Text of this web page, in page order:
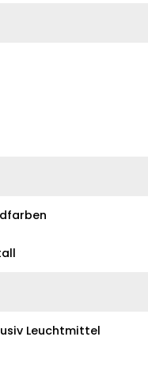
Leuchtmittel